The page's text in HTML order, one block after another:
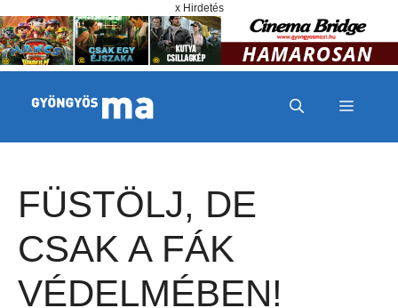
x Hirdetés
MENÜ
FÜSTÖLJ, DE
CSAK A FÁK
VÉDELMÉBEN!